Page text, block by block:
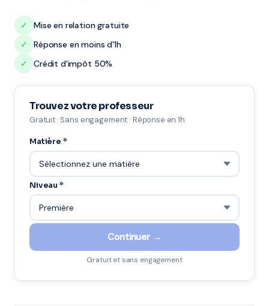
✓
Mise en relation gratuite
✓
Réponse en moins d'1h
✓
Crédit d'impôt 50%
Trouvez votre professeur
Gratuit · Sans engagement · Réponse en 1h
Matière *
Niveau *
Continuer →
Gratuit et sans engagement